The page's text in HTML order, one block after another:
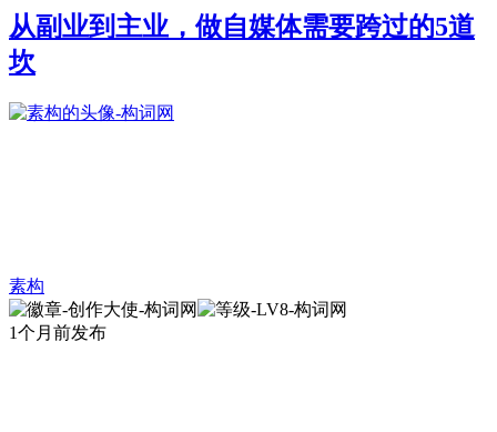
从副业到主业，做自媒体需要跨过的5道
坎
素构
1个月前发布